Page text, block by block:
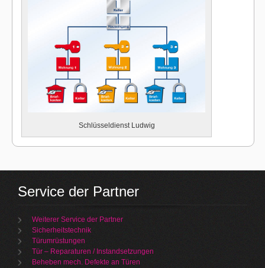
Schlüsseldienst Ludwig
Service der Partner
Weiterer Service der Partner
Sicherheitstechnik
Türumrüstungen
Tür – Reparaturen / Instandsetzungen
Beheben mech. Defekte an Türen